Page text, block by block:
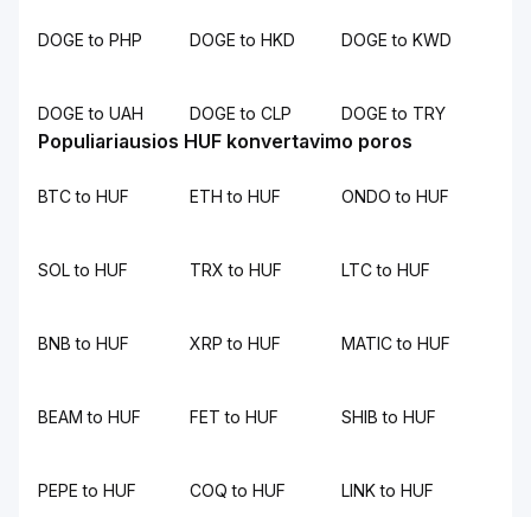
DOGE to PHP DOGE to HKD DOGE to KWD
DOGE to UAH DOGE to CLP DOGE to TRY
Populiariausios HUF konvertavimo poros
BTC to HUF ETH to HUF ONDO to HUF
SOL to HUF TRX to HUF LTC to HUF
BNB to HUF XRP to HUF MATIC to HUF
BEAM to HUF FET to HUF SHIB to HUF
PEPE to HUF COQ to HUF LINK to HUF